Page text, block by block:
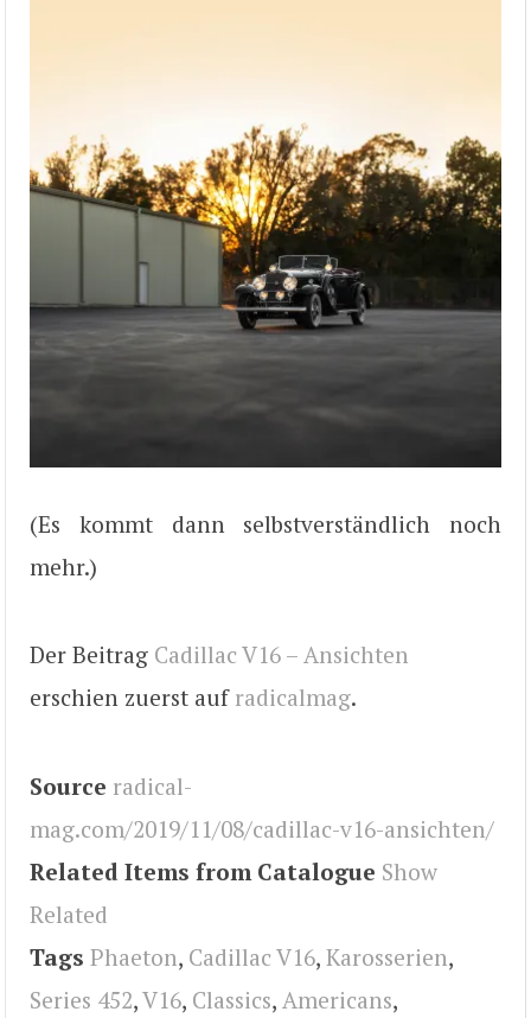
(Es kommt dann selbstverständlich noch
mehr.)
Der Beitrag Cadillac V16 – Ansichten
erschien zuerst auf radicalmag.
Source radical-
mag.com/2019/11/08/cadillac-v16-ansichten/
Related Items from Catalogue Show
Related
Tags Phaeton, Cadillac V16, Karosserien,
Series 452,V16, Classics, Americans,